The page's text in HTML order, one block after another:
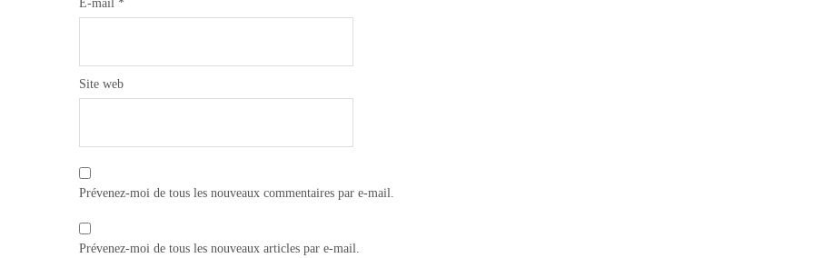
E-mail *
Site web
Prévenez-moi de tous les nouveaux commentaires par e-mail.
Prévenez-moi de tous les nouveaux articles par e-mail.